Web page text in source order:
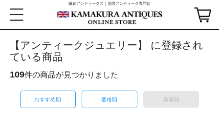
鎌倉アンティークス｜英国アンティーク専門店
【アンティークジュエリー】 に登録され
ている商品
109件の商品が見つかりました
おすすめ順 価格順 新着順